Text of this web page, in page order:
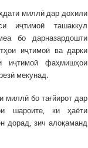
миллӣ дар дохили
иҷтимоӣ ташаккул
бо дарназардошти
иҷтимоӣ ва дарки
иҷтимоӣ фаҳмишҳои
мекунад.
бо тағйирот дар
шароите, ки ҳаёти
дорад, зич алоқаманд